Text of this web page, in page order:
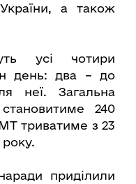
а також
усі чотири
день: два – до
неї. Загальна
240
триватиме з 23
приділили